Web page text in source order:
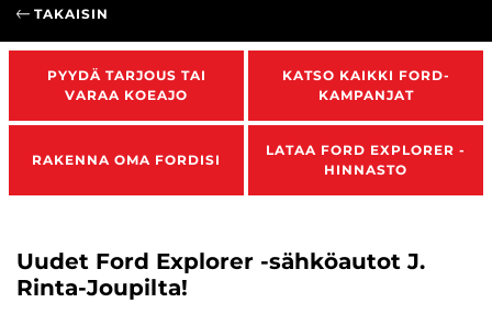
TAKAISIN
PYYDÄ TARJOUS TAI
VARAA KOEAJO
KATSO KAIKKI FORD-
KAMPANJAT
RAKENNA OMA FORDISI
LATAA FORD EXPLORER -
HINNASTO
Uudet Ford Explorer -sähköautot J.
Rinta-Joupilta!